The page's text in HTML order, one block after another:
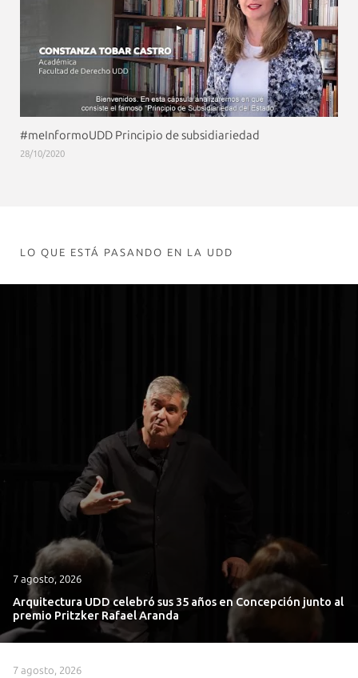
#meInformoUDD Principio de subsidiariedad
28/10/2020
LO QUE ESTÁ PASANDO EN LA UDD
7 agosto, 2026
Arquitectura UDD celebró sus 35 años en Concepción junto al
premio Pritzker Rafael Aranda
7 agosto, 2026